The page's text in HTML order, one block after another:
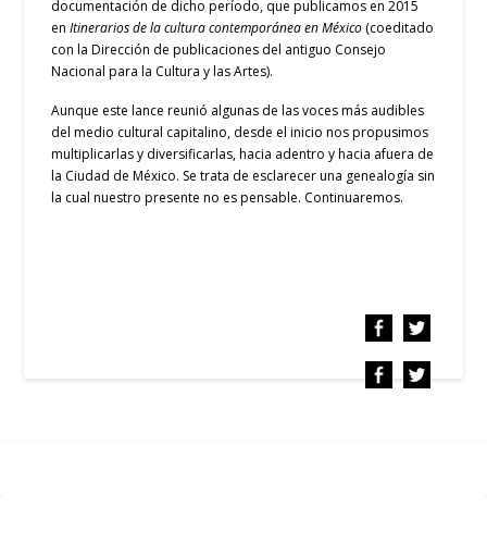
documentación de dicho período, que publicamos en 2015
enItinerarios de la cultura contemporánea en México (coeditado
con la Dirección de publicaciones del antiguo Consejo
Nacional para la Cultura y las Artes).
Aunque este lance reunió algunas de las voces más audibles
del medio cultural capitalino, desde el inicio nos propusimos
multiplicarlas y diversificarlas, hacia adentro y hacia afuera de
la Ciudad de México. Se trata de esclarecer una genealogía sin
la cual nuestro presente no es pensable. Continuaremos.